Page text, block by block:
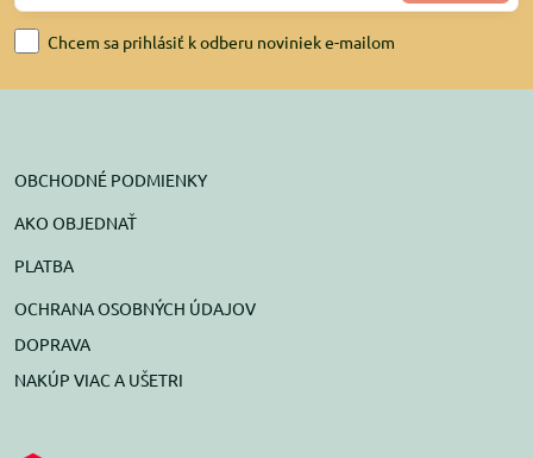
Chcem sa prihlásiť k odberu noviniek e-mailom
OBCHODNÉ PODMIENKY
AKO OBJEDNAŤ
PLATBA
OCHRANA OSOBNÝCH ÚDAJOV
DOPRAVA
NAKÚP VIAC A UŠETRI